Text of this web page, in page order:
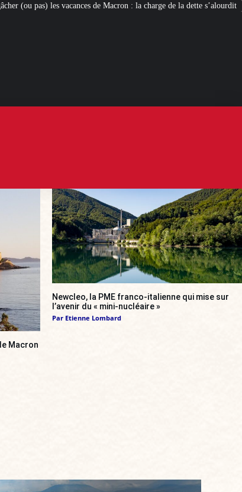
Macron : la charge de la dette s’alourdit Newcleo, la PME franco-
Macron
Newcleo, la PME franco-italienne qui mise sur
l’avenir du « mini-nucléaire »
Par Etienne Lombard